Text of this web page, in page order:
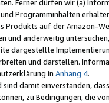
Ferner dürfen wir (a)
Programminhalten
Produkts auf der Amazon-
und anderweitig
dargestellte
und darstellen.
in Anhang 4.
sind damit einverstanden,
zu Bedingungen, die